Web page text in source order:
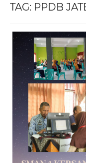
TAG: PPDB